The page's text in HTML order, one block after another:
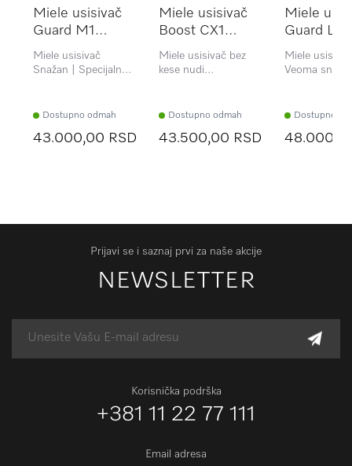
Miele usisivač
Guard M1
ObsidianBlack
Miele usisivač
Snažan | Specijalni
Idealno za vlasnike
Dostupno odmah
43.000,00 RSD
Miele usisivač
Boost CX1
PowerLine
Miele usisivač bez
kese nudi
kompaktnom
Dostupno odmah
43.500,00 RSD
Miele
Guard L1
Miele usisivač
Veoma
tvrdih podova
Dostupno
Prijavi se i saznaj prvi za naše akcije
NEWSLETTER
Korisnička podrška
+381 11 22 77 111
Email adresa